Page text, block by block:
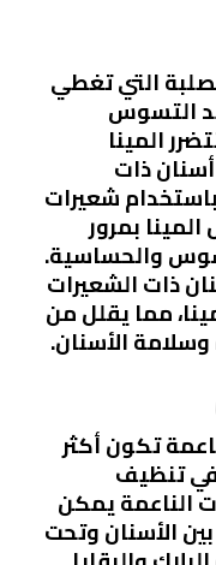
التي تغطي
التسوس
المينا
ذات
شعيرات
بمرور
والحساسية.
ذات الشعيرات
مما يقلل من
الأسنان.
تكون أكثر
في تنظيف
الناعمة يمكن
الأسنان وتحت